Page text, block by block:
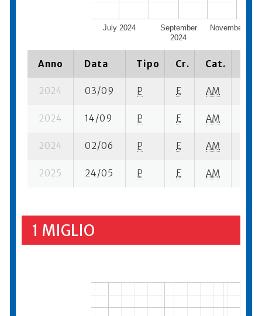
July 2024
September
2024
November
Anno Data Tipo Cr. Cat.
2024 03/09 P E AM
2024 14/09 P E AM
2024 02/06 P E AM
2025 24/05 P E AM
1 MIGLIO